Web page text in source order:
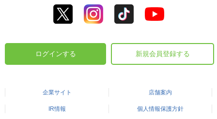
ログインする 新規会員登録する
企業サイト 店舗案内
IR情報 個人情報保護方針